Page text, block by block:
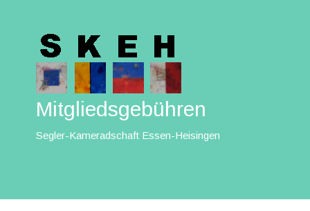
Mitgliedsgebühren
Segler-Kameradschaft Essen-Heisingen